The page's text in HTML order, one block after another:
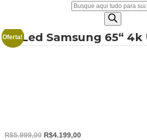
Pesquisar
Tv Led Samsung 65“ 4k
Oferta!
R$5.999,00 O
R$4.199,00O